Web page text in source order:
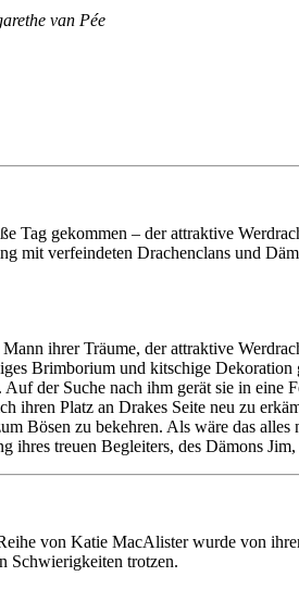
van Pée
Tag gekommen – der attraktive
mit verfeindeten Drachenclans und
ihrer Träume, der attraktive
Brimborium und kitschige
der Suche nach ihm gerät sie in
ihren Platz an Drakes Seite neu zu
Bösen zu bekehren. Als wäre das
ihres treuen Begleiters, des Dämons
von Katie MacAlister wurde von
Schwierigkeiten trotzen.